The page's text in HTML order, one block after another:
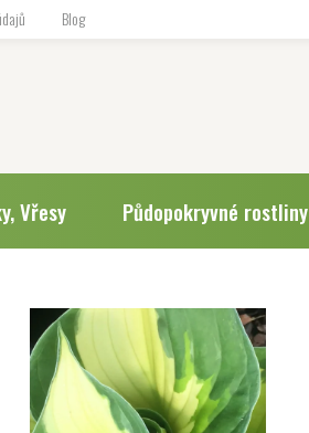
Blog
Vřesy Půdopokryvné rostliny